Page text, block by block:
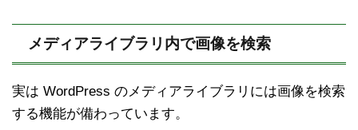
メディアライブラリ内で画像を検索
実は WordPress のメディアライブラリには画像を検索
する機能が備わっています。